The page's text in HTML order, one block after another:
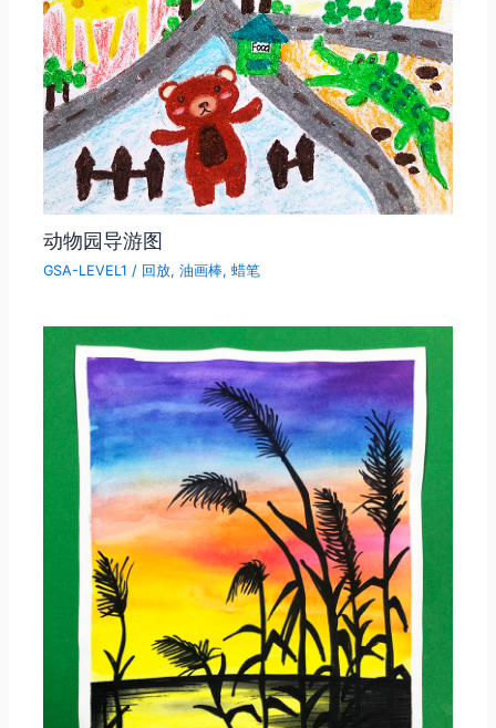
动物园导游图
GSA-LEVEL1 / 回放,油画棒,蜡笔